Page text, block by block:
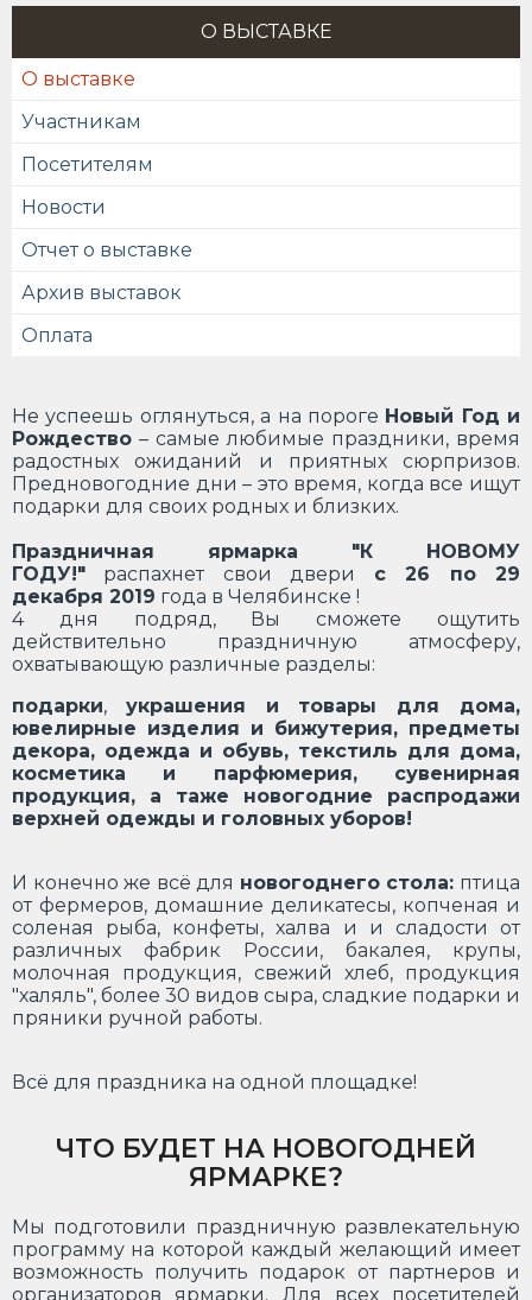
О ВЫСТАВКЕ
О выставке
Участникам
Посетителям
Новости
Отчет о выставке
Архив выставок
Оплата
Не успеешь оглянуться, а на пороге Новый Год и
Рождество – самые любимые праздники, время
радостных ожиданий и приятных сюрпризов.
Предновогодние дни – это время, когда все ищут
подарки для своих родных и близких.
Праздничная ярмарка "К НОВОМУ
ГОДУ!" распахнет свои двери с 26 по 29
декабря 2019 года в Челябинске !
4 дня подряд, Вы сможете ощутить
действительно праздничную атмосферу,
охватывающую различные разделы:
подарки, украшения и товары для дома,
ювелирные изделия и бижутерия, предметы
декора, одежда и обувь, текстиль для дома,
косметика и парфюмерия, сувенирная
продукция, а таже новогодние распродажи
верхней одежды и головных уборов!
И конечно же всё для новогоднего стола: птица
от фермеров, домашние деликатесы, копченая и
соленая рыба, конфеты, халва и и сладости от
различных фабрик России, бакалея, крупы,
молочная продукция, свежий хлеб, продукция
"халяль", более 30 видов сыра, сладкие подарки и
пряники ручной работы.
Всё для праздника на одной площадке!
ЧТО БУДЕТ НА НОВОГОДНЕЙ
ЯРМАРКЕ?
Мы подготовили праздничную развлекательную
программу на которой каждый желающий имеет
возможность получить подарок от партнеров и
организаторов ярмарки. Для всех посетителей